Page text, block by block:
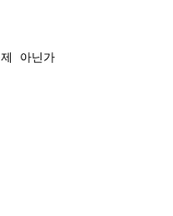
아닌가